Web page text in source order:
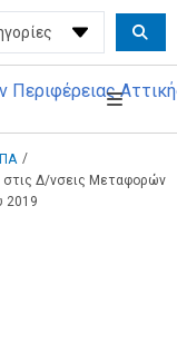
/
στις Δ/νσεις Μεταφορών
2019